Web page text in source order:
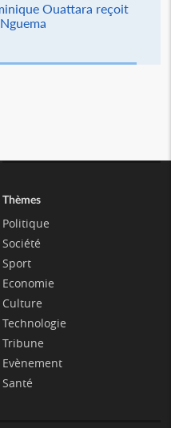
Ouattara reçoit
Thèmes
Politique
Société
Sport
Economie
Culture
Technologie
Tribune
Evènement
Santé